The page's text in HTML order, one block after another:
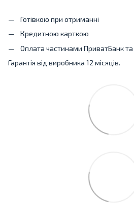
Готівкою при отриманні
Кредитною карткою
Оплата частинами ПриватБанк
Гарантія від виробника 12 місяців.